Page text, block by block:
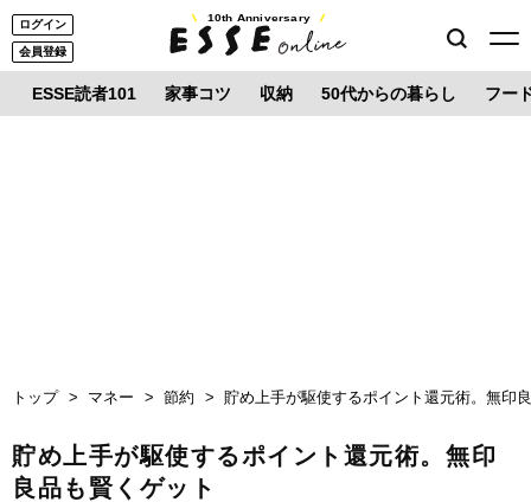
ログイン
会員登録
10th Anniversary
ESSE読者101 家事コツ 収納 50代からの暮らし フー
トップ マネー 節約 貯め上手が駆使するポイント還元術。無印
貯め上手が駆使するポイント還元術。無印
良品も賢くゲット